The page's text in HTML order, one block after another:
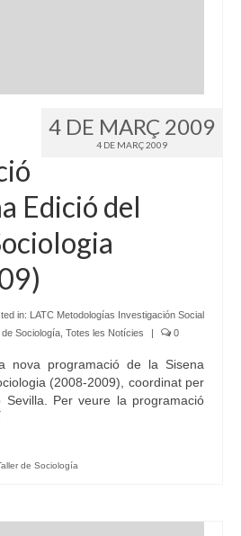
4 DE MARÇ 2009
4 DE MARÇ 2009
Edició del
in: LATC Metodologías Investigación Social
de Sociología Totes les Notícies | 0
nova programació de la Sisena
(2008-2009), coordinat per
Sevilla. Per veure la programació
de Sociología